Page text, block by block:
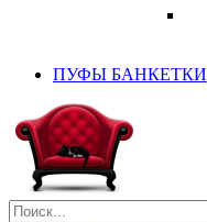
ПУФЫ БАНКЕТКИ